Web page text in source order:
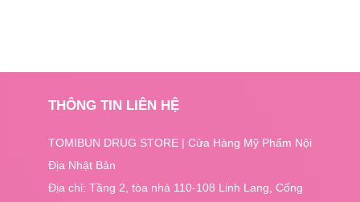
THÔNG TIN LIÊN HỆ
TOMIBUN DRUG STORE | Cửa Hàng Mỹ Phẩm Nội
Địa Nhật Bản
Địa chỉ: Tầng 2, tòa nhà 110-108 Linh Lang, Cống